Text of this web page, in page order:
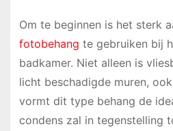
Om te beginnen is het sterk
fotobehang te gebruiken bij
badkamer. Niet alleen is
licht beschadigde muren,
vormt dit type behang de
condens zal in tegenstelling